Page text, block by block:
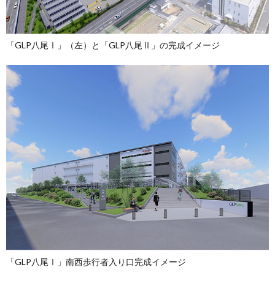
「GLP八尾Ⅰ」（左）と「GLP八尾Ⅱ」の完成イメージ
「GLP八尾Ⅰ」南西歩行者入り口完成イメージ